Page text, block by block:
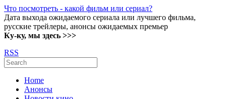
Что посмотреть - какой фильм или сериал?
Дата выхода ожидаемого сериала или лучшего фильма,
русские трейлеры, анонсы ожидаемых премьер
Ку-ку, мы здесь >>>
RSS
Home
Анонсы